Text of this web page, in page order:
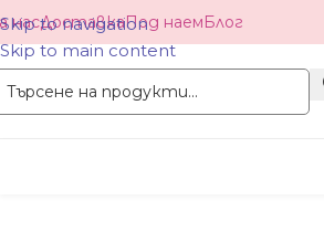
Skip to navigation
Skip to main content
насДоставкаПод наемБлог